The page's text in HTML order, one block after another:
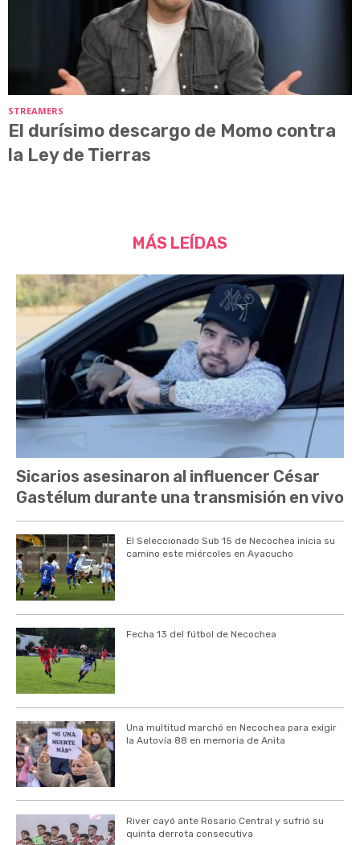
STREAMERS
El durísimo descargo de Momo contra
la Ley de Tierras
MÁS LEÍDAS
Sicarios asesinaron al influencer César
Gastélum durante una transmisión en vivo
El Seleccionado Sub 15 de Necochea inicia su
camino este miércoles en Ayacucho
Fecha 13 del fútbol de Necochea
Una multitud marchó en Necochea para exigir
la Autovía 88 en memoria de Anita
River cayó ante Rosario Central y sufrió su
quinta derrota consecutiva